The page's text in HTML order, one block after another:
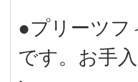
●プリーツフ
です。お手